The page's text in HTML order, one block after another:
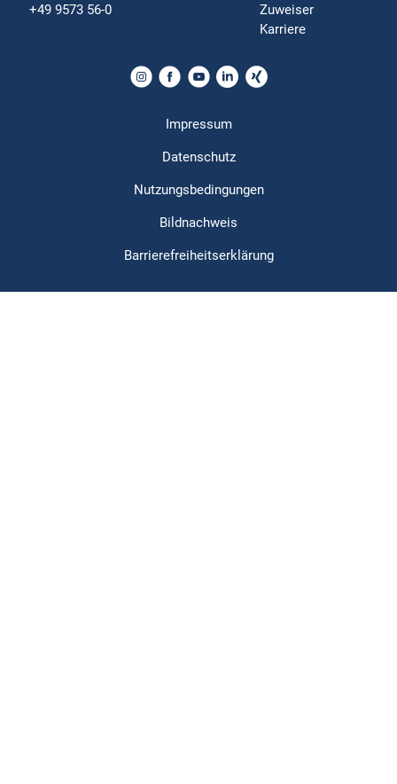
+49 9573 56-0
Zuweiser
Karriere
Impressum
Datenschutz
Nutzungsbedingungen
Bildnachweis
Barrierefreiheitserklärung